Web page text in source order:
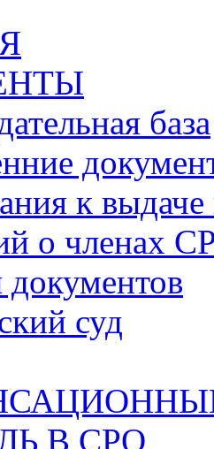
база
к
о членах
суд
В СРО